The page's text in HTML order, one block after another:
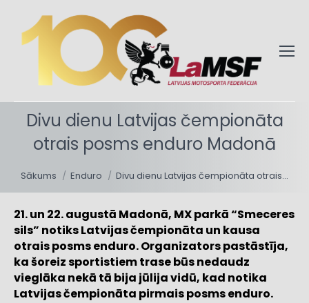
Divu dienu Latvijas čempionāta
otrais posms enduro Madonā
Sākums Enduro Divu dienu Latvijas čempionāta otrais…
21. un 22. augustā Madonā, MX parkā “Smeceres
sils” notiks Latvijas čempionāta un kausa
otrais posms enduro. Organizators pastāstīja,
ka šoreiz sportistiem trase būs nedaudz
vieglāka nekā tā bija jūlija vidū, kad notika
Latvijas čempionāta pirmais posms enduro.